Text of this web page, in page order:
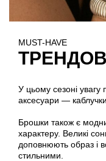
MUST-HAVE
У цьому сезоні увагу
аксесуари —
Брошки також є
характеру. Великі
доповнюють образ і
стильними.